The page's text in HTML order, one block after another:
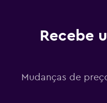
Recebe
Mudanças de